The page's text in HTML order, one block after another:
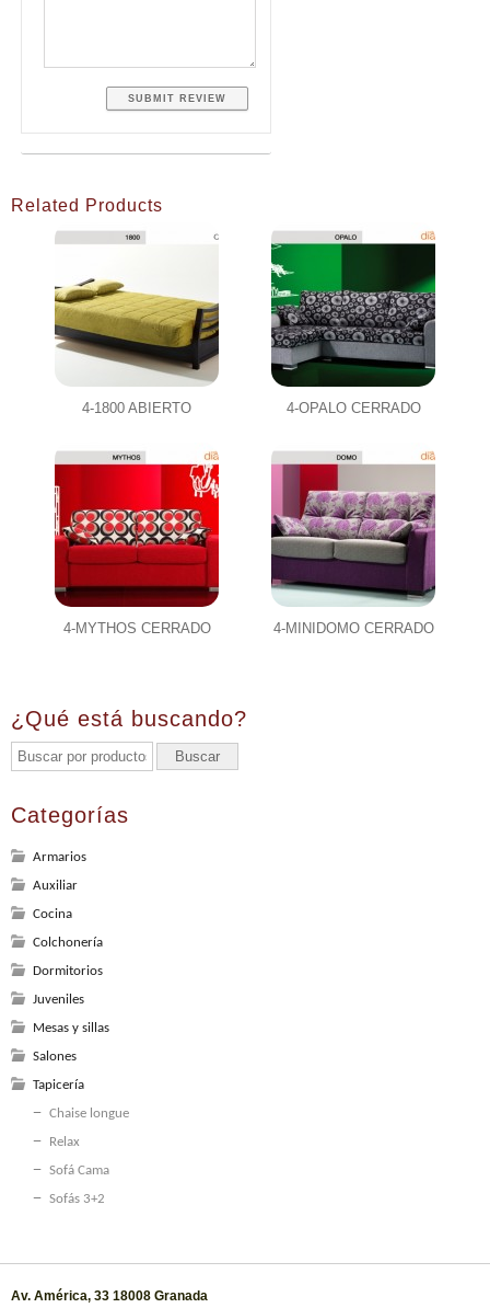
Related Products
4-1800 ABIERTO 4-OPALO CERRADO
4-MYTHOS CERRADO 4-MINIDOMO CERRADO
¿Qué está buscando?
Categorías
Armarios
Auxiliar
Cocina
Colchonería
Dormitorios
Juveniles
Mesas y sillas
Salones
Tapicería
Chaise longue
Relax
Sofá Cama
Sofás 3+2
Av. América, 33 18008 Granada